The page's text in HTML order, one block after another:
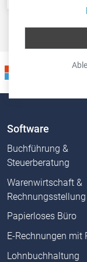
Software
Buchführung &
Steuerberatung
Warenwirtschaft &
Rechnungsstellung
Papierloses Büro
E-Rechnungen mit
Lohnbuchhaltung